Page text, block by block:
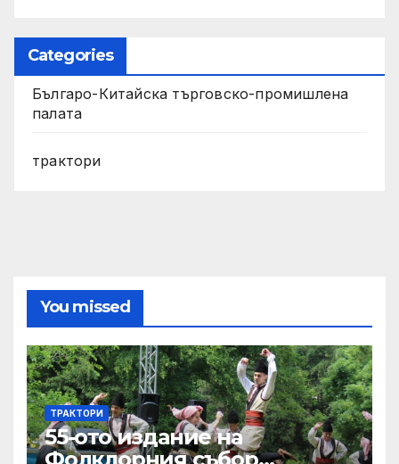
Categories
Българо-Китайска търговско-промишлена
палата
трактори
You missed
ТРАКТОРИ
55-ото издание на